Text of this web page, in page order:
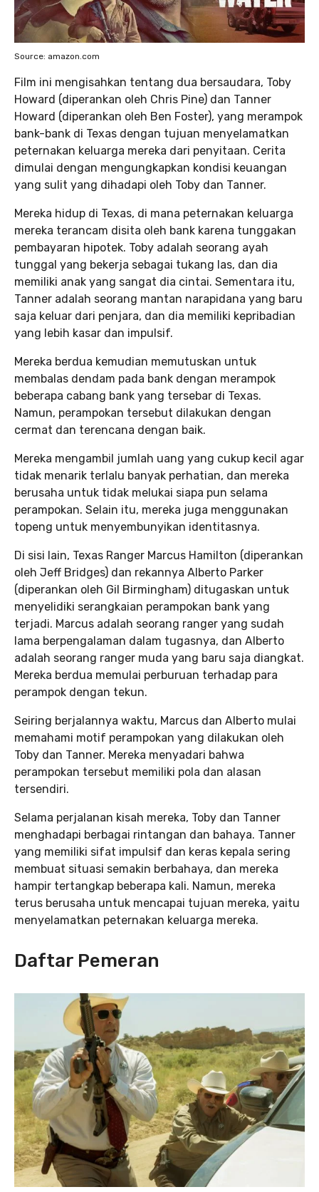
Source: amazon.com
Film ini mengisahkan tentang dua bersaudara, Toby
Howard (diperankan oleh Chris Pine) dan Tanner
Howard (diperankan oleh Ben Foster), yang merampok
bank-bank di Texas dengan tujuan menyelamatkan
peternakan keluarga mereka dari penyitaan. Cerita
dimulai dengan mengungkapkan kondisi keuangan
yang sulit yang dihadapi oleh Toby dan Tanner.
Mereka hidup di Texas, di mana peternakan keluarga
mereka terancam disita oleh bank karena tunggakan
pembayaran hipotek. Toby adalah seorang ayah
tunggal yang bekerja sebagai tukang las, dan dia
memiliki anak yang sangat dia cintai. Sementara itu,
Tanner adalah seorang mantan narapidana yang baru
saja keluar dari penjara, dan dia memiliki kepribadian
yang lebih kasar dan impulsif.
Mereka berdua kemudian memutuskan untuk
membalas dendam pada bank dengan merampok
beberapa cabang bank yang tersebar di Texas.
Namun, perampokan tersebut dilakukan dengan
cermat dan terencana dengan baik.
Mereka mengambil jumlah uang yang cukup kecil agar
tidak menarik terlalu banyak perhatian, dan mereka
berusaha untuk tidak melukai siapa pun selama
perampokan. Selain itu, mereka juga menggunakan
topeng untuk menyembunyikan identitasnya.
Di sisi lain, Texas Ranger Marcus Hamilton (diperankan
oleh Jeff Bridges) dan rekannya Alberto Parker
(diperankan oleh Gil Birmingham) ditugaskan untuk
menyelidiki serangkaian perampokan bank yang
terjadi. Marcus adalah seorang ranger yang sudah
lama berpengalaman dalam tugasnya, dan Alberto
adalah seorang ranger muda yang baru saja diangkat.
Mereka berdua memulai perburuan terhadap para
perampok dengan tekun.
Seiring berjalannya waktu, Marcus dan Alberto mulai
memahami motif perampokan yang dilakukan oleh
Toby dan Tanner. Mereka menyadari bahwa
perampokan tersebut memiliki pola dan alasan
tersendiri.
Selama perjalanan kisah mereka, Toby dan Tanner
menghadapi berbagai rintangan dan bahaya. Tanner
yang memiliki sifat impulsif dan keras kepala sering
membuat situasi semakin berbahaya, dan mereka
hampir tertangkap beberapa kali. Namun, mereka
terus berusaha untuk mencapai tujuan mereka, yaitu
menyelamatkan peternakan keluarga mereka.
Daftar Pemeran